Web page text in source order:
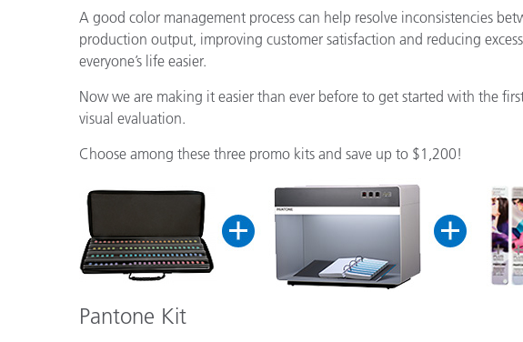
자동차
플라스틱
텍스타일
A good color management process can help resolve inconsistencies
production output, improving customer satisfaction and reducing
everyone’s life easier.
Now we are making it easier than ever before to get started with the
visual evaluation.
Choose among these three promo kits and save up to $1,200!
Pantone Kit